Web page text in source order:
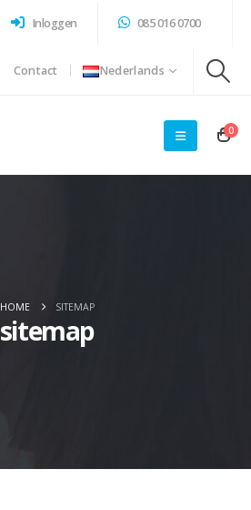
Inloggen 085 016 0700
Contact Nederlands
0
HOME SITEMAP
sitemap